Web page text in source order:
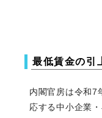
最低賃金の引
内閣官房は令和7
応する中小企業